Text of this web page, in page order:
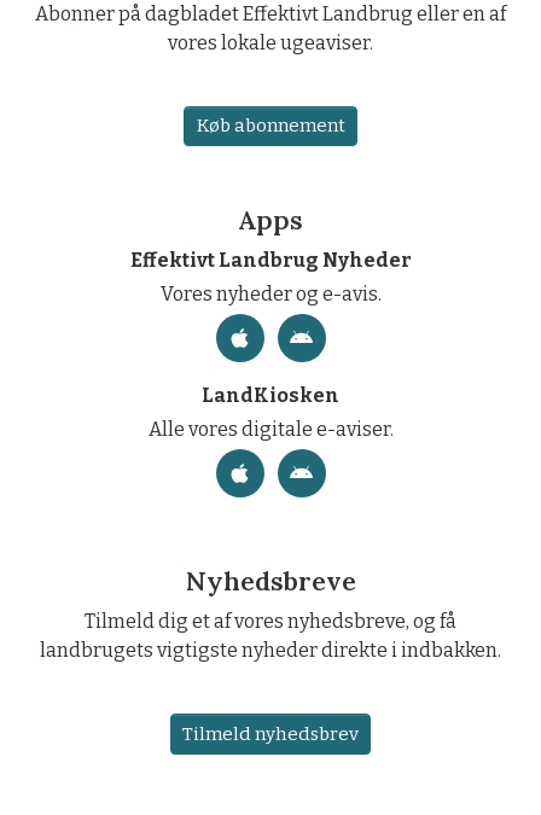
Abonner på dagbladet Effektivt Landbrug eller en af
vores lokale ugeaviser.
Køb abonnement
Apps
Effektivt Landbrug Nyheder
Vores nyheder og e-avis.
LandKiosken
Alle vores digitale e-aviser.
Nyhedsbreve
Tilmeld dig et af vores nyhedsbreve, og få
landbrugets vigtigste nyheder direkte i indbakken.
Tilmeld nyhedsbrev